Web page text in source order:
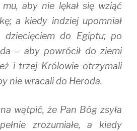
aby nie lękał się wziąć
a kiedy indziej upomniał
dziecięciem do Egiptu; po
– aby powrócił do ziemi
i trzej Królowie otrzymali
nie wracali do Heroda.
wątpić, że Pan Bóg zsyła
zrozumiałe, a kiedy